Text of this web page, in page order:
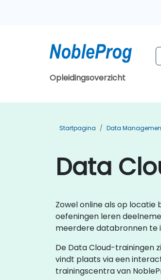
Opleidingsoverzicht
Startpagina Data
Data
Zowel online als op
oefeningen leren
meerdere databronnen te
De Data Cloud-trainingen
vindt plaats via een
trainingscentra van